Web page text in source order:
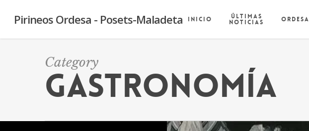
Pirineos Ordesa - Posets-Maladeta Inicio Últimas
Noticias Ordesa
Category
Gastronomía